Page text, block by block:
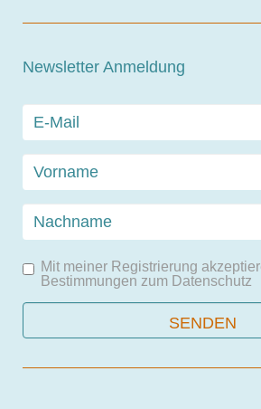
Newsletter Anmeldung
Mit meiner Registrierung
Bestimmungen zum Datenschutz